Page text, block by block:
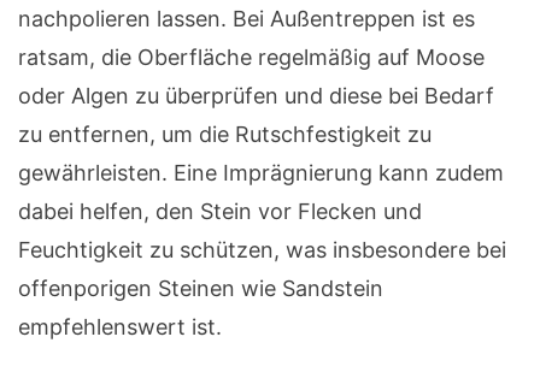
nachpolieren lassen. Bei Außentreppen ist es
ratsam, die Oberfläche regelmäßig auf Moose
oder Algen zu überprüfen und diese bei Bedarf
zu entfernen, um die Rutschfestigkeit zu
gewährleisten. Eine Imprägnierung kann zudem
dabei helfen, den Stein vor Flecken und
Feuchtigkeit zu schützen, was insbesondere bei
offenporigen Steinen wie Sandstein
empfehlenswert ist.